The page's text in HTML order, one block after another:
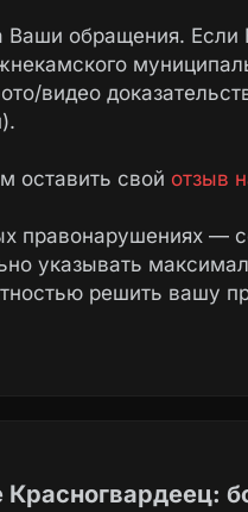
Ваши обращения.
видео
оставить свой отзыв
правонарушениях —
указывать
решить вашу